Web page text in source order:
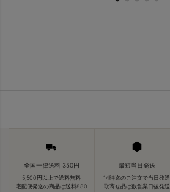
全国一律送料 350円
5,500円以上で送料無料
宅配便発送の商品は送料880
最短当日発送
14時迄のご注文で当日発送
取寄せ品は数営業日後発送